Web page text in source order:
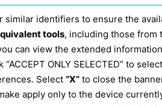
4, Tel. 051 6317111,
RECEPTOR DE
Información según la Ley 124/
similar identifiers to ensure the
tools, including those from
can view the extended
ONLY SELECTED” to
Select “X” to close the
apply only to the device